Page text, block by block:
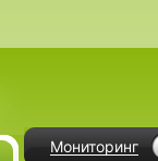
Мониторинг